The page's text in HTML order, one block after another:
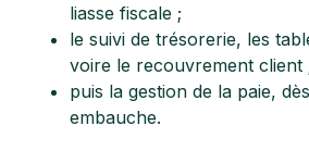
liasse fiscale ;
le suivi de trésorerie, les
voire le recouvrement client
puis la gestion de la paie,
embauche.